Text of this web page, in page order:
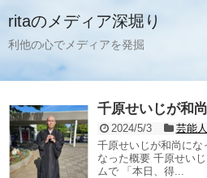
ritaのメディア深堀り
利他の心でメディアを発掘
千原せいじが和
2024/5/3
芸能人
千原せいじが和尚にな
なった概要 千原せい
ムで 「本日、得...